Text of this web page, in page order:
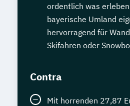
ordentlich was
bayerische Umland
hervorragend für
Skifahren oder
Contra
Mit horrenden 27,87